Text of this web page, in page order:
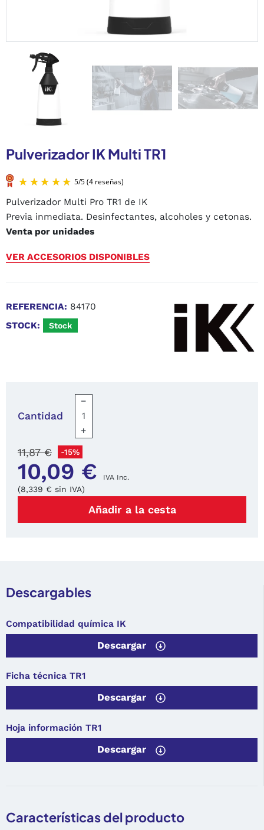
Pulverizador IK Multi TR1
5/5(4 reseñas)
Pulverizador Multi Pro TR1 de IK
Previa inmediata. Desinfectantes, alcoholes y cetonas.
Venta por unidades
VER ACCESORIOS DISPONIBLES
REFERENCIA: 84170
STOCK:
Stock
Cantidad
−
+
10,09 € IVA Inc.
11,87 € -15%
(8,339 € sin IVA)
Añadir a la cesta
Descargables
Compatibilidad química IK
Descargar
Ficha técnica TR1
Descargar
Hoja información TR1
Descargar
Características del producto